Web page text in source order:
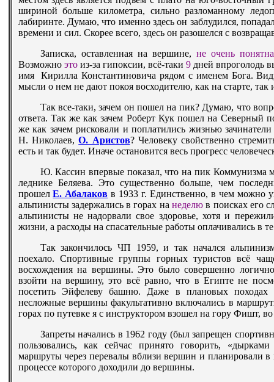
шириной больше километра, сильно разломанному
лабиринте. Думаю, что именно здесь он заблудился,
времени и сил. Скорее всего, здесь он разошелся с
Записка, оставленная на вершине, не очень
Возможно этоиз-за гипоксии, всё-таки 9дней впроголодь
имя Кирилла Константиновича рядом с именем Бога.
мысли о нем не дают покоя восходителю, как на старте,
Так все-таки, зачем он пошел на пик? Думаю, что
ответа. Так же как зачем Роберт Кук пошел на
же как зачем рисковали и поплатились жизнью
Н. Николаев,О. Аристов? Человеку свойственно
есть и так будет. Иначе остановится весь прогресс
Ю. Кассин впервые показал, что на пик Коммунизма
леднике Беляева. Это существенно больше, чем
прошелЕ. Абалаков в 1933 г. Единственно, в чем можно
альпинисты задержались в горах нанеделю в поисках его
альпинисты не надорвали свое здоровье, хотя и
жизни, а расходы на спасательные работы оплачивались в
Так закончилось ЧП 1959, и так начался
поехало. Спортивные группы горных туристов всё
восхождения на вершины. Это было совершенно
взойти на вершину, это всё равно, что в Египте не
посетить Эйфелеву башню. Даже в плановых походах
несложные вершины факультативно включались в
горах по путевке я с инструктором взошел на гору Фишт,
Запреты начались в 1962 году (был запрещен
пользовались, как сейчас принято говорить,
маршруты через перевалы вблизи вершин и планировали
процессе которого доходили до вершины.